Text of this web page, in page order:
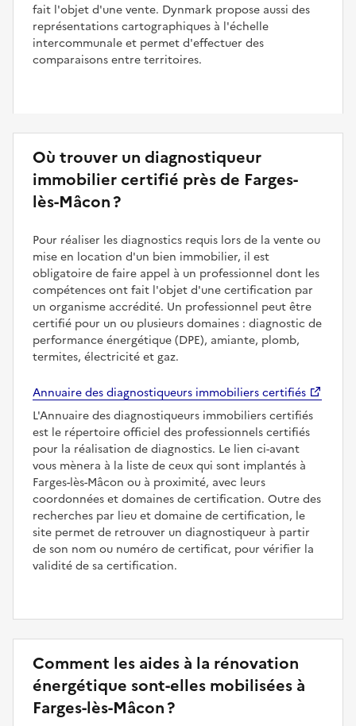
fait l'objet d'une vente. Dynmark propose aussi des
représentations cartographiques à l'échelle
intercommunale et permet d'effectuer des
comparaisons entre territoires.
Où trouver un diagnostiqueur
immobilier certifié près de Farges-
lès-Mâcon ?
Pour réaliser les diagnostics requis lors de la vente ou
mise en location d'un bien immobilier, il est
obligatoire de faire appel à un professionnel dont les
compétences ont fait l'objet d'une certification par
un organisme accrédité. Un professionnel peut être
certifié pour un ou plusieurs domaines : diagnostic de
performance énergétique (DPE), amiante, plomb,
termites, électricité et gaz.
Annuaire des diagnostiqueurs immobiliers certifiés
L'Annuaire des diagnostiqueurs immobiliers certifiés
est le répertoire officiel des professionnels certifiés
pour la réalisation de diagnostics. Le lien ci-avant
vous mènera à la liste de ceux qui sont implantés à
Farges-lès-Mâcon ou à proximité, avec leurs
coordonnées et domaines de certification. Outre des
recherches par lieu et domaine de certification, le
site permet de retrouver un diagnostiqueur à partir
de son nom ou numéro de certificat, pour vérifier la
validité de sa certification.
Comment les aides à la rénovation
énergétique sont-elles mobilisées à
Farges-lès-Mâcon ?